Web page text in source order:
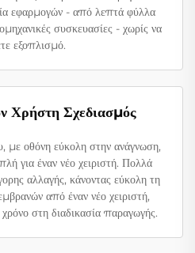
εφαρμογών - από λεπτά φύλλα
συσκευασίες - χωρίς να
εξοπλισμό.
Χρήστη Σχεδιασμός
με οθόνη εύκολη στην ανάγνωση,
για έναν νέο χειριστή. Πολλά
αλλαγής, κάνοντας εύκολη τη
από έναν νέο χειριστή,
στη διαδικασία παραγωγής.